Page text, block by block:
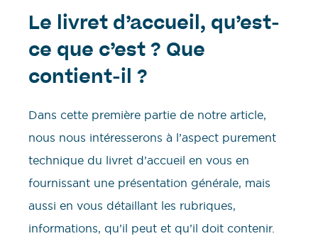
Le livret d’accueil, qu’est-
ce que c’est ? Que
contient-il ?
Dans cette première partie de notre article,
nous nous intéresserons à l’aspect purement
technique du livret d’accueil en vous en
fournissant une présentation générale, mais
aussi en vous détaillant les rubriques,
informations, qu’il peut et qu’il doit contenir.